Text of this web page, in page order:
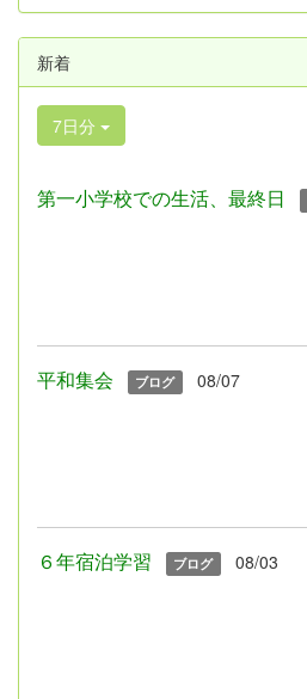
新着
7日分
第一小学校での生活、最終日
平和集会 ブログ 08/07
６年宿泊学習 ブログ 08/03